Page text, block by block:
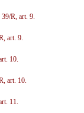
R, art. 9.
art. 9.
10.
art. 10.
11.